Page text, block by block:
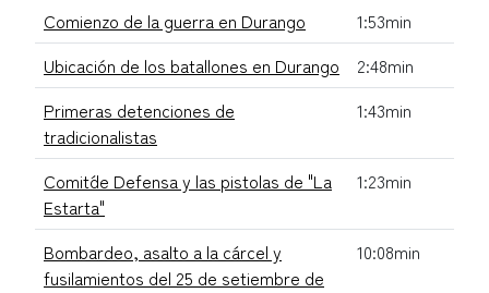
Comienzo de la guerra en Durango
1:53min
Ubicación de los batallones en Durango
2:48min
Primeras detenciones de
tradicionalistas
1:43min
Comit´de Defensa y las pistolas de "La
Estarta"
1:23min
Bombardeo, asalto a la cárcel y
fusilamientos del 25 de setiembre de
10:08min